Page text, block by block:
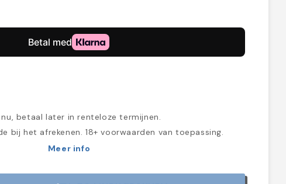
betaal later in renteloze termijnen.
bij het afrekenen. 18+ voorwaarden van toepassing.
Meer info